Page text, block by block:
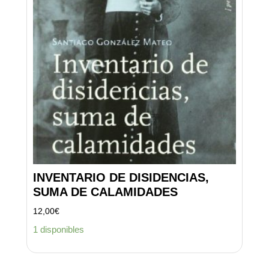
INVENTARIO DE DISIDENCIAS,
SUMA DE CALAMIDADES
12,00€
1 disponibles